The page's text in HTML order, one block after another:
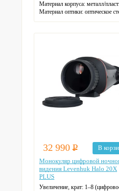
Материал корпуса: металл/
Материал оптики: оптическое
Тип призмы: roof
32 990 Р
В
Монокуляр цифровой
видения Levenhuk Halo 20X
PLUS
Увеличение, крат: 1–8